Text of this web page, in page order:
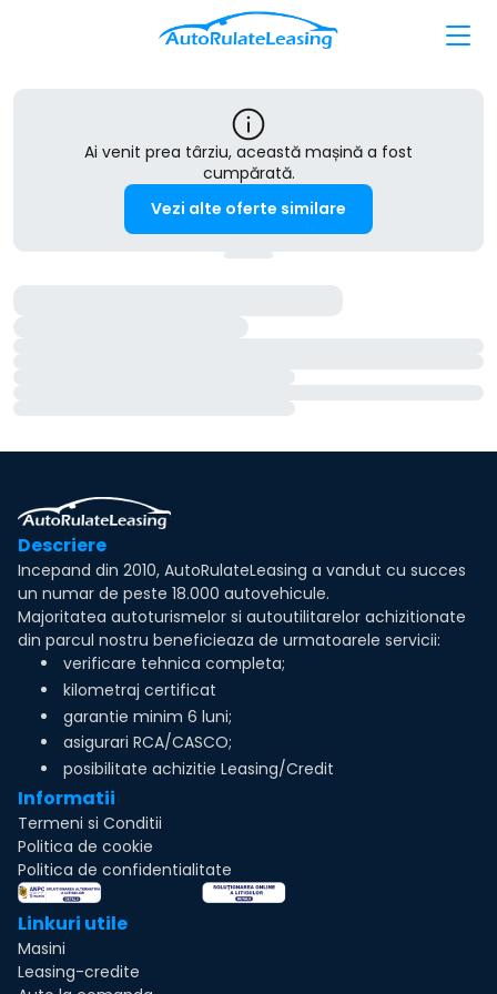
Ai venit prea târziu, această mașină a fost
cumpărată.
Vezi alte oferte similare
Descriere
Incepand din 2010, AutoRulateLeasing a vandut cu succes
un numar de peste 18.000 autovehicule.
Majoritatea autoturismelor si autoutilitarelor achizitionate
din parcul nostru beneficieaza de urmatoarele servicii:
verificare tehnica completa;
kilometraj certificat
garantie minim 6 luni;
asigurari RCA/CASCO;
posibilitate achizitie Leasing/Credit
Informatii
Termeni si Conditii
Politica de cookie
Politica de confidentialitate
Linkuri utile
Masini
Leasing-credite